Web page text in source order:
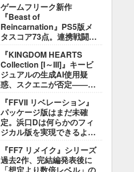
ゲームフリーク新作
『Beast of
Reincarnation』PS5版メ
タスコア73点。連携戦闘は
き”には不満
『KINGDOM HEARTS
Collection [I～III]』キービ
ジュアルの生成AI使用疑
惑、スクエニが否定――不
ス」
『FFVII リベレーション』
パッケージ版はまだ未確
定。浜口Dは何らかのフィ
ジカル版を実現できるよう
『FF7 リメイク』シリーズ
過去2作、完結編発表後に
「想定より数倍レベル」の